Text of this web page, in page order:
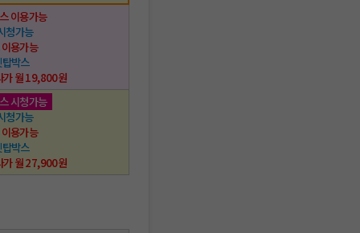
이용가능
청가능
용가능
박스
가 월 19,800원
시청가능
청가능
용가능
박스
가 월 27,900원